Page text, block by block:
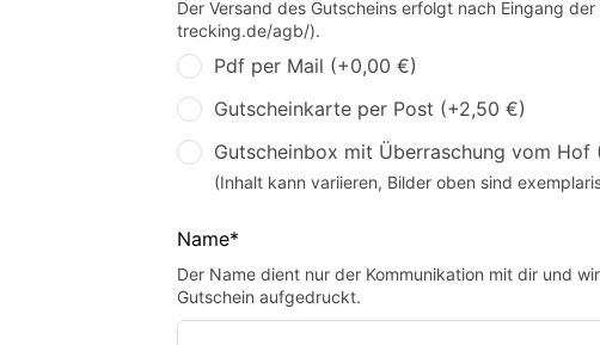
Der Versand des Gutscheins erfolgt nach Eingang
trecking.de/agb/).
Pdf per Mail (+0,00 €)
Gutscheinkarte per Post (+2,50 €)
Gutscheinbox mit Überraschung vom Hof
(Inhalt kann variieren, Bilder oben sind
Name*
Der Name dient nur der Kommunikation mit dir und
Gutschein aufgedruckt.